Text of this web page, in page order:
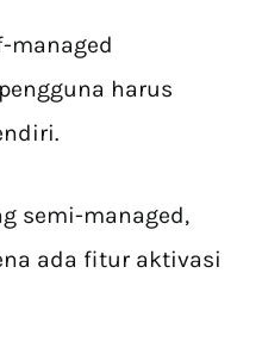
managed
harus
semi-managed,
ada fitur aktivasi